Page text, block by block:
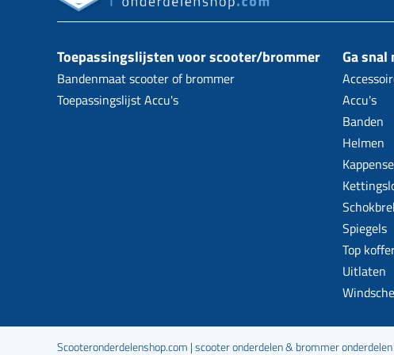
Toepassingslijsten voor scooter/brommer
Bandenmaat scooter of brommer
Toepassingslijst Accu's
Ga snal
Accu's
Banden
Helmen
Spiegels
Top
Uitlaten
Scooteronderdelenshop.com | scooter onderdelen & brommer